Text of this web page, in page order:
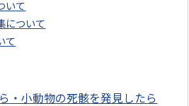
いて
について
て
・小動物の死骸を発見したら